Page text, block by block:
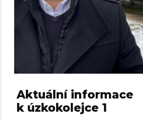
Aktuální informace
k úzkokolejce 1